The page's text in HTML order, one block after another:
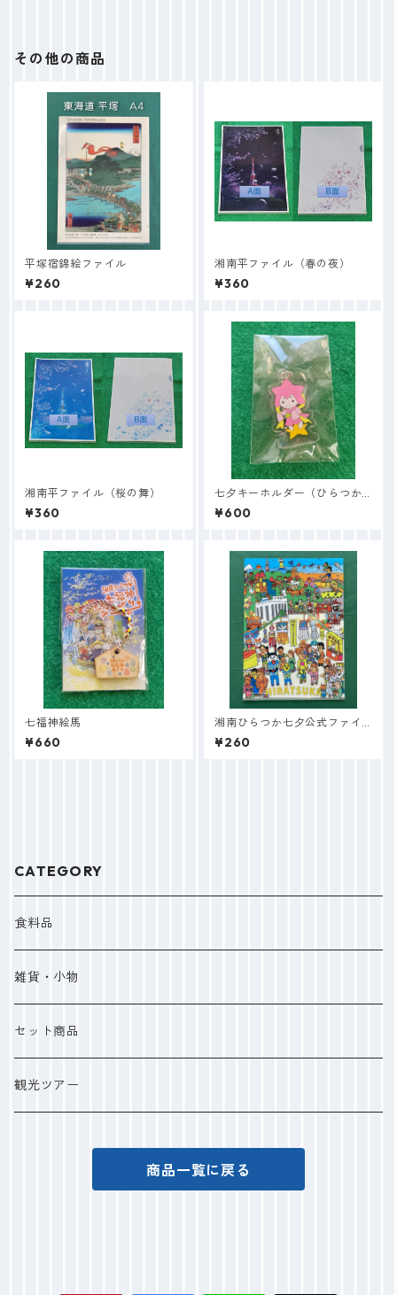
その他の商品
平塚宿錦絵ファイル
¥260
湘南平ファイル（春の夜）
¥360
湘南平ファイル（桜の舞）
¥360
七夕キーホルダー（ひらつか
ナナ姫）
¥600
七福神絵馬
¥660
湘南ひらつか七夕公式ファイ
ル
¥260
CATEGORY
食料品
雑貨・小物
セット商品
観光ツアー
商品一覧に戻る